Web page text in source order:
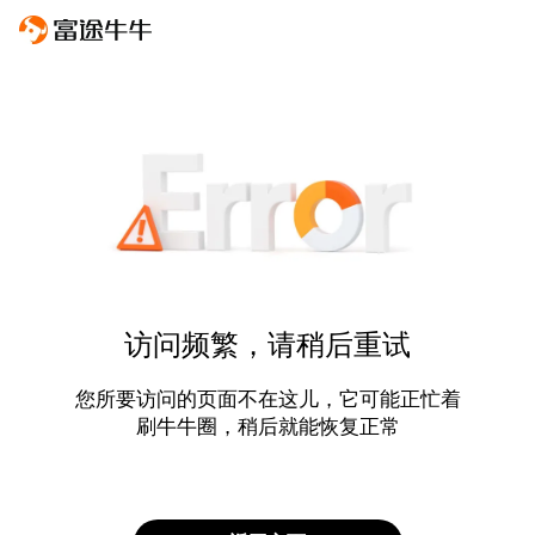
访问频繁，请稍后重试
您所要访问的页面不在这儿，它可能正忙着
刷牛牛圈，稍后就能恢复正常